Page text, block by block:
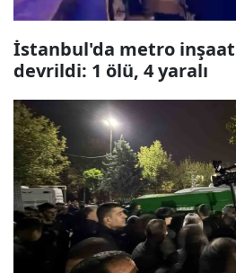
İstanbul'da metro
devrildi: 1 ölü, 4 yaralı